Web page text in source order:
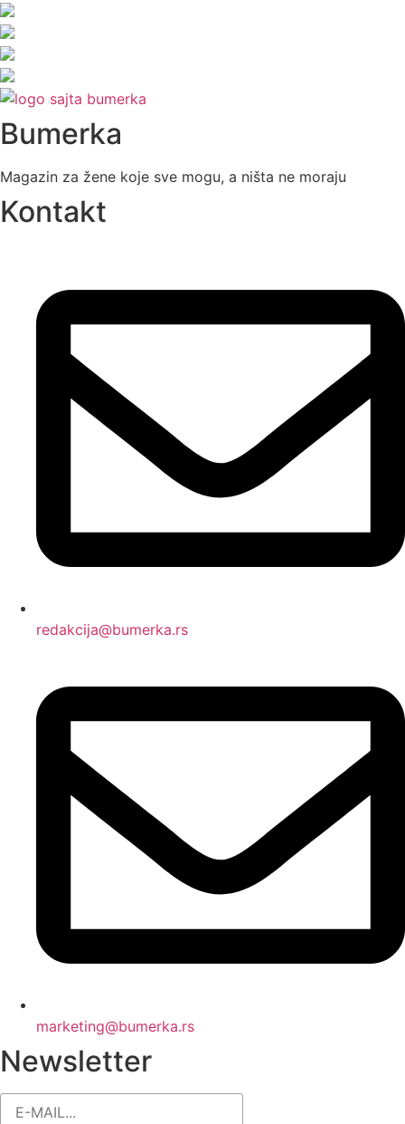
Bumerka
Magazin za žene koje sve mogu, a ništa ne moraju
Kontakt
redakcija@bumerka.rs
marketing@bumerka.rs
Newsletter